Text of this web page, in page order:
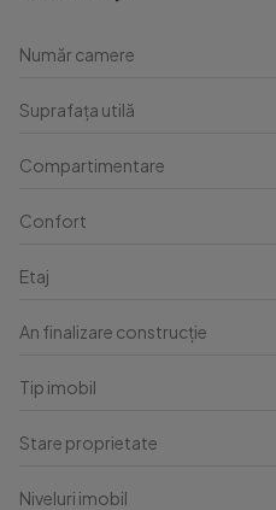
Număr camere
Suprafața utilă
Compartimentare
Confort
Etaj
An finalizare construcție
Tip imobil
Stare proprietate
Niveluri imobil